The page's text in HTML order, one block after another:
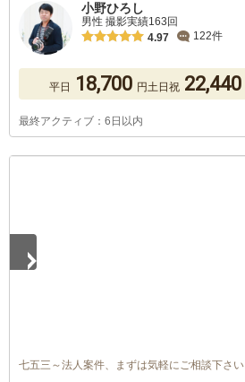
小野ひろし
男性 撮影実績163回
4.97
122件
平日 18,700 円土日祝 22,440
最終アクティブ：6日以内
七五三～法人案件、まずは気軽にご相談下さい